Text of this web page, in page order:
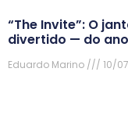
“The Invite”: O
divertido — do ano
Eduardo Marino 10/